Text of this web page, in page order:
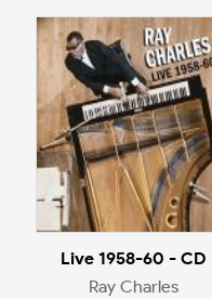
Live 1958-60 - CD
Ray Charles